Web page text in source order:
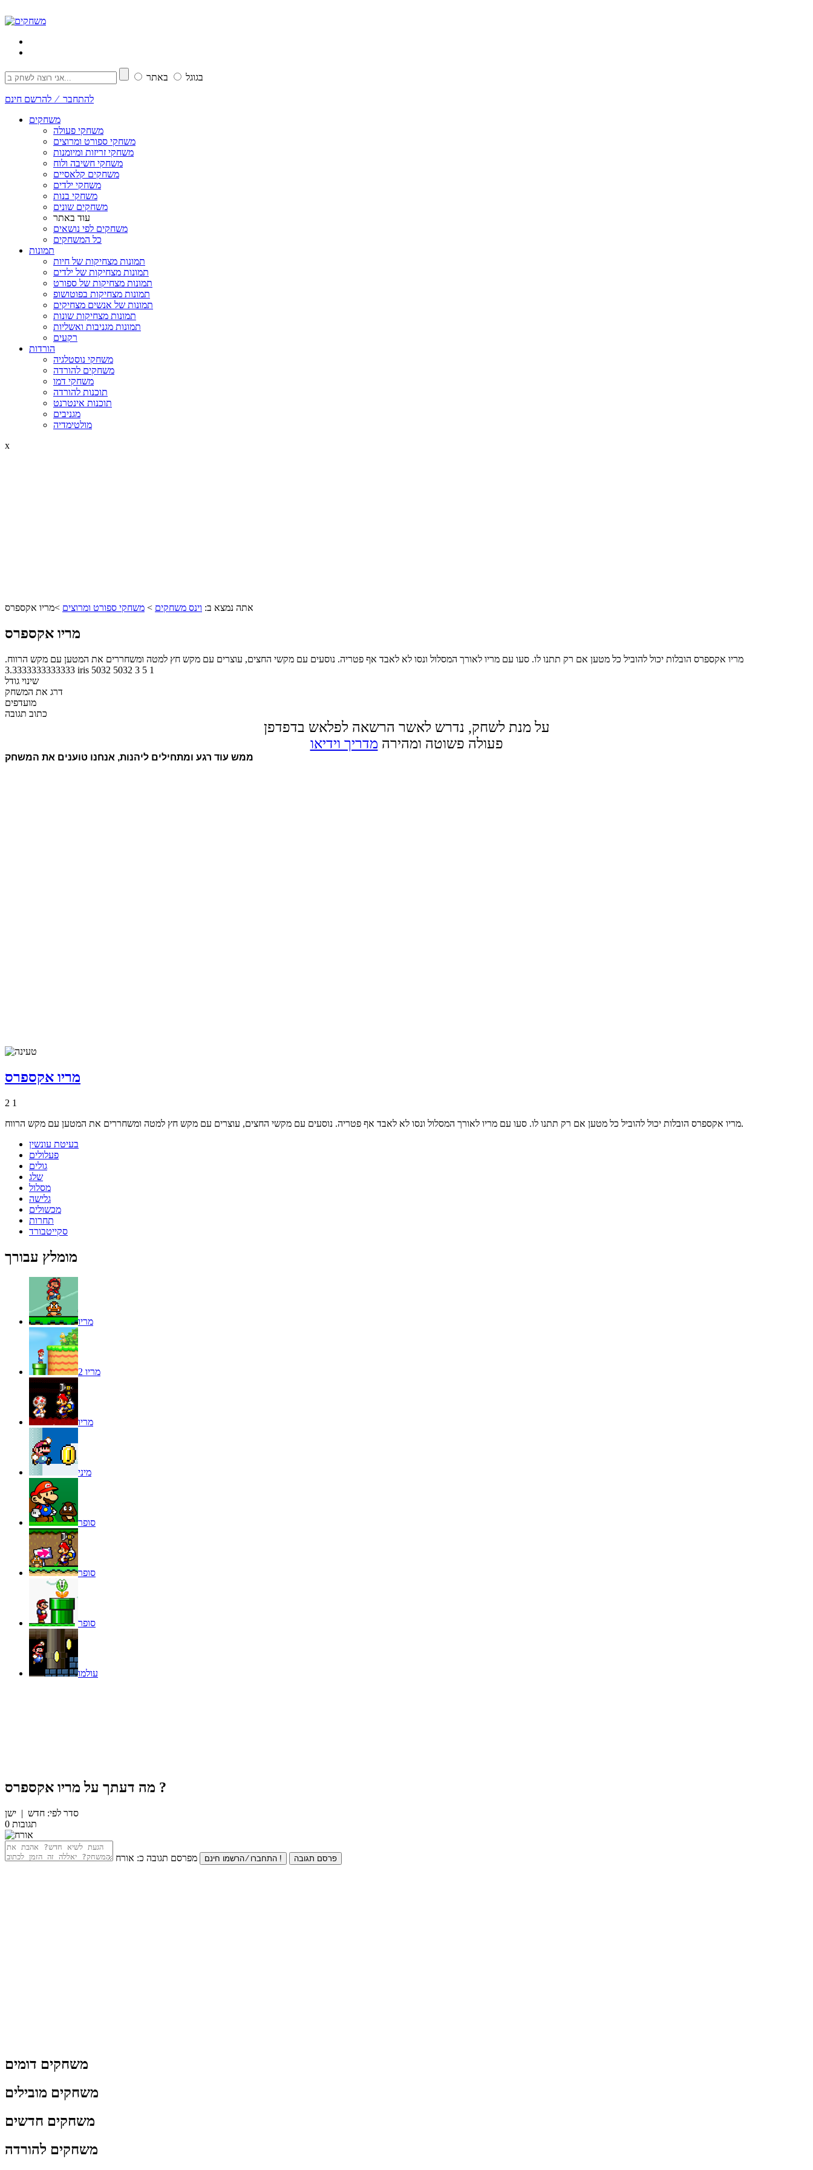
בגוגל באתר
להתחבר ⁄ להרשם חינם
משחקים
משחקי פעולה
משחקי ספורט ומרוצים
משחקי זריזות ומיומנות
משחקי חשיבה ולוח
משחקים קלאסיים
משחקי ילדים
משחקי בנות
משחקים שונים
עוד באתר
משחקים לפי נושאים
כל המשחקים
תמונות
תמונות מצחיקות של חיות
תמונות מצחיקות של ילדים
תמונות מצחיקות של ספורט
תמונות מצחיקות בפוטושופ
תמונות של אנשים מצחיקים
תמונות מצחיקות שונות
תמונות מגניבות ואשליות
רקעים
הורדות
משחקי נוסטלגיה
משחקים להורדה
משחקי דמו
תוכנות להורדה
תוכנות אינטרנט
מגניבים
מולטימדיה
x
אתה נמצא ב: וינס משחקים > משחקי ספורט ומרוצים >מריו אקספרס
מריו אקספרס
מריו אקספרס הובלות יכול להוביל כל מטען אם רק תתנו לו. סעו עם מריו לאורך המסלול ונסו לא לאבד אף פטריה. נוסעים עם מקשי החצים, עוצרים עם מקש חץ למטה ומשחררים את המטען עם מקש הרווח.
3.3333333333333 iris 5032 5032 3 5 1
שינוי גודל
דרג את המשחק
מועדפים
כתוב תגובה
על מנת לשחק, נדרש לאשר הרשאה לפלאש בדפדפן
פעולה פשוטה ומהירה מדריך וידיאו
ממש עוד רגע ומתחילים ליהנות, אנחנו טוענים את המשחק
מריו אקספרס
2 1
מריו אקספרס הובלות יכול להוביל כל מטען אם רק תתנו לו. סעו עם מריו לאורך המסלול ונסו לא לאבד אף פטריה. נוסעים עם מקשי החצים, עוצרים עם מקש חץ למטה ומשחררים את המטען עם מקש הרווח.
בעיטת עונשין
פעלולים
גולים
שלג
מסלול
גלישה
מכשולים
תחרות
סקייטבורד
מומלץ עבורך
מריו
מריו 2
מריו
מיני
סופר
סופר
סופר
עולמו
מה דעתך על מריו אקספרס ?
סדר לפי: חדש | ישן
0 תגובות
מפרסם תגובה כ: אורח התחברו ⁄ הרשמו חינם ! פרסם תגובה
משחקים דומים
משחקים מובילים
משחקים חדשים
משחקים להורדה